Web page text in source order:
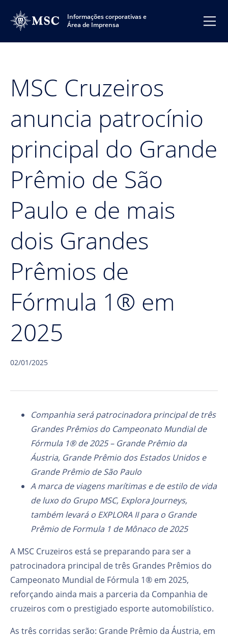
Informações corporativas e
Área de Imprensa
MSC Cruzeiros
anuncia patrocínio
principal do Grande
Prêmio de São
Paulo e de mais
dois Grandes
Prêmios de
Fórmula 1® em
2025
02/01/2025
Companhia será patrocinadora principal de três
Grandes Prêmios do Campeonato Mundial de
Fórmula 1® de 2025 – Grande Prêmio da
Áustria, Grande Prêmio dos Estados Unidos e
Grande Prêmio de São Paulo
A marca de viagens marítimas e de estilo de vida
de luxo do Grupo MSC, Explora Journeys,
também levará o EXPLORA II para o Grande
Prêmio de Formula 1 de Mônaco de 2025
A MSC Cruzeiros está se preparando para ser a
patrocinadora principal de três Grandes Prêmios do
Campeonato Mundial de Fórmula 1® em 2025,
reforçando ainda mais a parceria da Companhia de
cruzeiros com o prestigiado esporte automobilístico.
As três corridas serão: Grande Prêmio da Áustria, em